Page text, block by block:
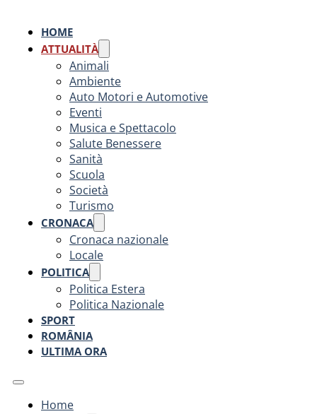
HOME
ATTUALITÀ
Animali
Ambiente
Auto Motori e Automotive
Eventi
Musica e Spettacolo
Salute Benessere
Sanità
Scuola
Società
Turismo
CRONACA
Cronaca nazionale
Locale
POLITICA
Politica Estera
Politica Nazionale
SPORT
ROMÂNIA
ULTIMA ORA
Home